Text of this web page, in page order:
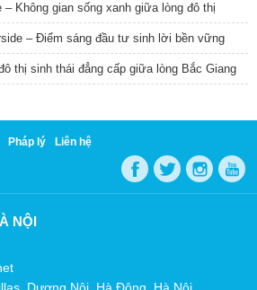
– Không gian sống xanh giữa lòng đô thị
– Điểm sáng đầu tư sinh lời bền vững
thị sinh thái đẳng cấp giữa lòng Bắc Giang
Pháp lý Liên hệ
NỘI